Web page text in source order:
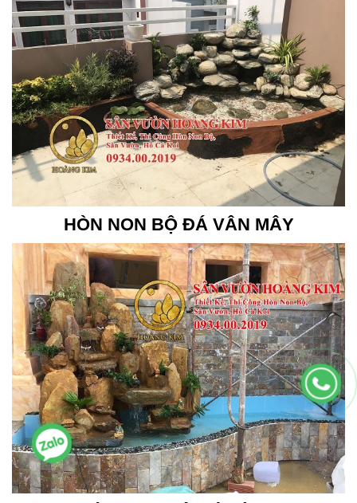
HÒN NON BỘ ĐÁ VÂN MÂY